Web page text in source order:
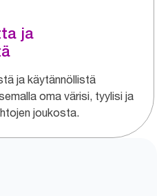
ja
ja käytännöllistä
oma värisi, tyylisi ja
joukosta.